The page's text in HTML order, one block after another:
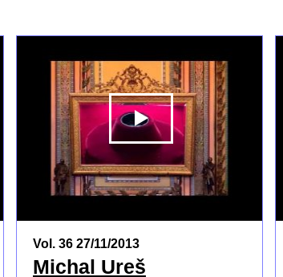
PŘEHRÁT
Vol. 36 27/11/2013
Michal Ureš